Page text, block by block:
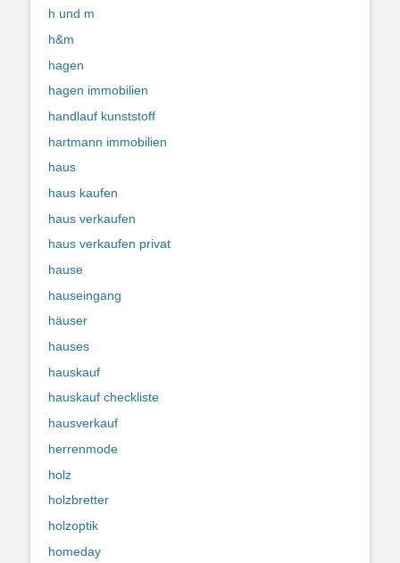
h und m
h&m
hagen
hagen immobilien
handlauf kunststoff
hartmann immobilien
haus
haus kaufen
haus verkaufen
haus verkaufen privat
hause
hauseingang
häuser
hauses
hauskauf
hauskauf checkliste
hausverkauf
herrenmode
holz
holzbretter
holzoptik
homeday